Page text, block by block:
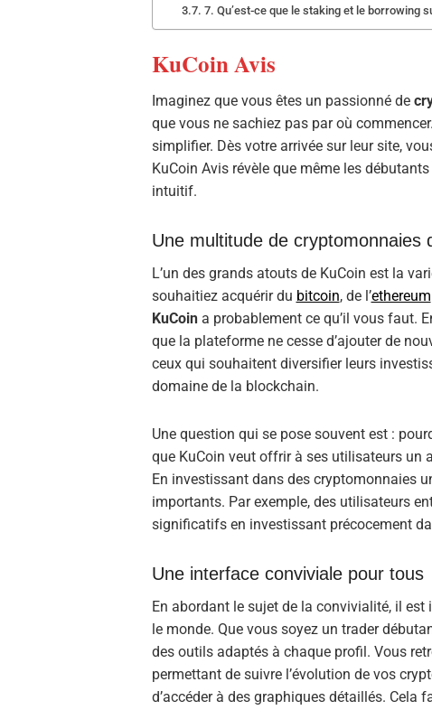
7. Qu’est-ce que le staking et le borrowing
KuCoin Avis
Imaginez que vous êtes un passionné de
que vous ne sachiez pas par où
simplifier. Dès votre arrivée sur leur site,
KuCoin Avis révèle que même les
intuitif.
Une multitude de cryptomonnaies
L’un des grands atouts de KuCoin est la
souhaitiez acquérir du bitcoin, de l’ethereum
KuCoina probablement ce qu’il vous faut.
que la plateforme ne cesse d’ajouter de
ceux qui souhaitent diversifier leurs
domaine de la blockchain.
Une question qui se pose souvent est :
que KuCoin veut offrir à ses utilisateurs un
En investissant dans des cryptomonnaies
importants. Par exemple, des utilisateurs
significatifs en investissant précocement
Une interface conviviale pour tous
En abordant le sujet de la convivialité, il
le monde. Que vous soyez un trader
des outils adaptés à chaque profil. Vous
permettant de suivre l’évolution de vos
d’accéder à des graphiques détaillés. Cela